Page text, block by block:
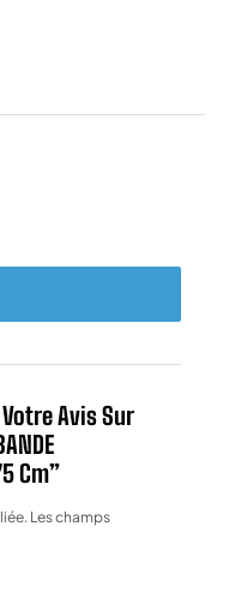
Avis Sur
Cm”
Les champs